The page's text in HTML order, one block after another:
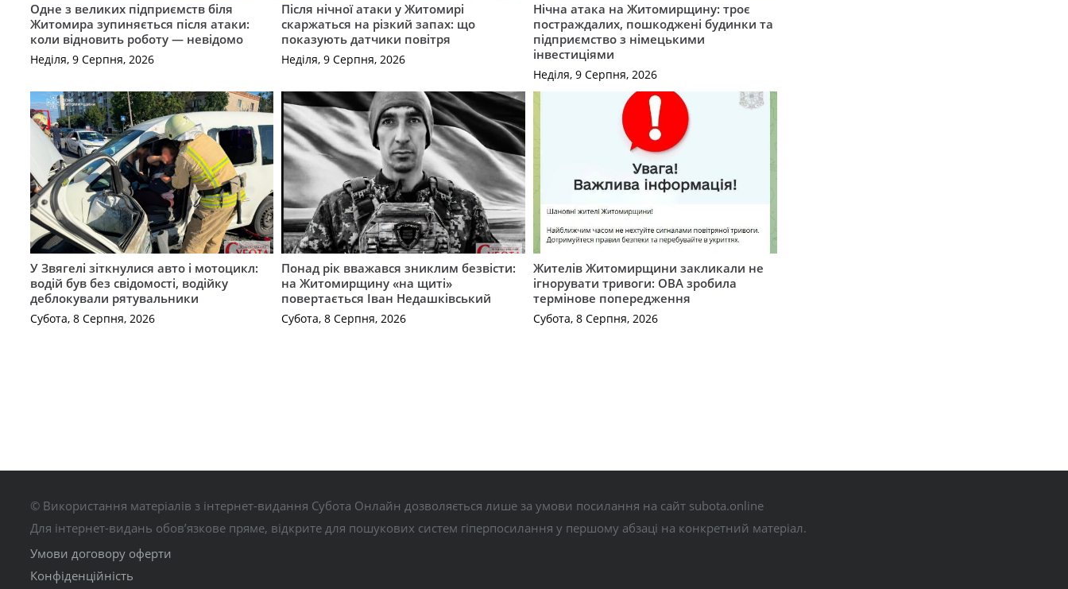
Одне з великих підприємств біля
Житомира зупиняється після атаки:
коли відновить роботу — невідомо
Неділя, 9 Серпня, 2026
Після нічної атаки у Житомирі
скаржаться на різкий запах: що
показують датчики повітря
Неділя, 9 Серпня, 2026
Нічна атака на Житомирщину: троє
постраждалих, пошкоджені будинки та
підприємство з німецькими
інвестиціями
Неділя, 9 Серпня, 2026
У Звягелі зіткнулися авто і мотоцикл:
водій був без свідомості, водійку
деблокували рятувальники
Субота, 8 Серпня, 2026
Понад рік вважався зниклим безвісти:
на Житомирщину «на щиті»
повертається Іван Недашківський
Субота, 8 Серпня, 2026
Жителів Житомирщини закликали не
ігнорувати тривоги: ОВА зробила
термінове попередження
Субота, 8 Серпня, 2026
© Використання матеріалів з інтернет-видання Субота Онлайн дозволяється лише за умови посилання на сайт subota.online
Для інтернет-видань обов’язкове пряме, відкрите для пошукових систем гіперпосилання у першому абзаці на конкретний матеріал.
Умови договору оферти
Конфіденційність